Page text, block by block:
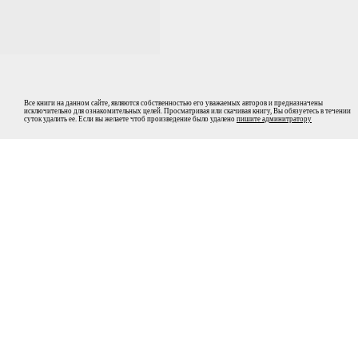
Все книги на данном сайте, являются собственностью его уважаемых авторов и предназначены
исключительно для ознакомительных целей. Просматривая или скачивая книгу, Вы обязуетесь в течении
суток удалить ее. Если вы желаете чтоб произведение было удалено пишите админитратору